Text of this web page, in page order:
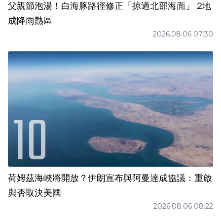
父親節泡湯！白海豚路徑修正「掠過北部海面」 2地
成降雨熱區
2026.08.06 07:30
荷姆茲海峽將開放？伊朗宣布與阿曼達成協議：重啟
與否取決美國
2026.08.06 08:22